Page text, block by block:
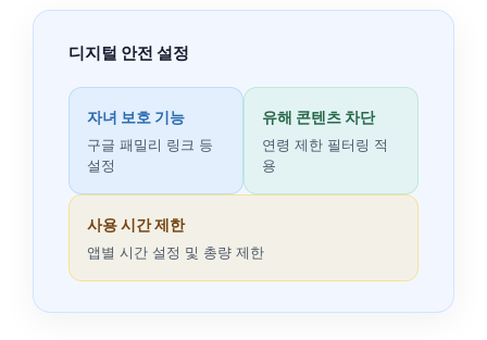
디지털 안전 설정
자녀 보호 기능
구글 패밀리 링크 등
설정
유해 콘텐츠 차단
연령 제한 필터링 적
용
사용 시간 제한
앱별 시간 설정 및 총량 제한